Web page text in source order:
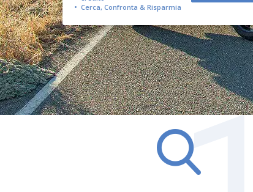
Cerca, Confronta & Risparmia